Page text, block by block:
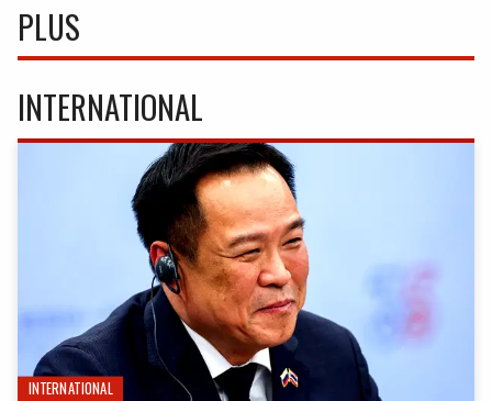
PLUS
INTERNATIONAL
INTERNATIONAL